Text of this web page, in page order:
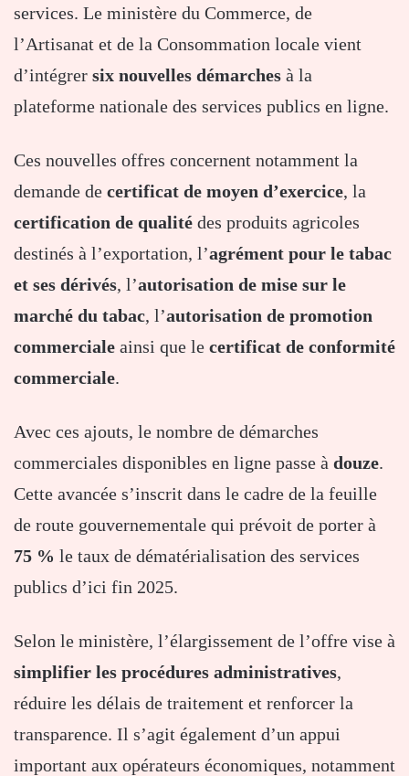
services. Le ministère du Commerce, de
l’Artisanat et de la Consommation locale vient
d’intégrer six nouvelles démarches à la
plateforme nationale des services publics en ligne.
Ces nouvelles offres concernent notamment la
demande de certificat de moyen d’exercice, la
certification de qualité des produits agricoles
destinés à l’exportation, l’agrément pour le tabac
et ses dérivés, l’autorisation de mise sur le
marché du tabac, l’autorisation de promotion
commerciale ainsi que le certificat de conformité
commerciale.
Avec ces ajouts, le nombre de démarches
commerciales disponibles en ligne passe à douze.
Cette avancée s’inscrit dans le cadre de la feuille
de route gouvernementale qui prévoit de porter à
75 % le taux de dématérialisation des services
publics d’ici fin 2025.
Selon le ministère, l’élargissement de l’offre vise à
simplifier les procédures administratives,
réduire les délais de traitement et renforcer la
transparence. Il s’agit également d’un appui
important aux opérateurs économiques, notamment